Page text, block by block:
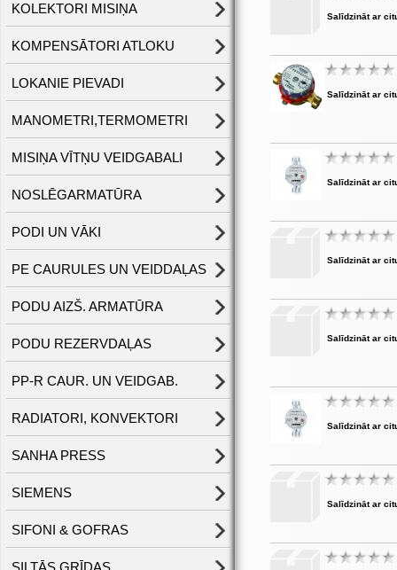
KOLEKTORI MISIŅA
KOMPENSĀTORI ATLOKU
LOKANIE PIEVADI
MANOMETRI,TERMOMETRI
MISIŅA VĪTŅU VEIDGABALI
NOSLĒGARMATŪRA
PODI UN VĀKI
PE CAURULES UN VEIDDAĻAS
PODU AIZŠ. ARMATŪRA
PODU REZERVDAĻAS
PP-R CAUR. UN VEIDGAB.
RADIATORI, KONVEKTORI
SANHA PRESS
SIEMENS
SIFONI & GOFRAS
SILTĀS GRĪDAS
Salīdzināt ar
Salīdzināt ar
Salīdzināt ar
Salīdzināt ar
Salīdzināt ar
Salīdzināt ar
Salīdzināt ar